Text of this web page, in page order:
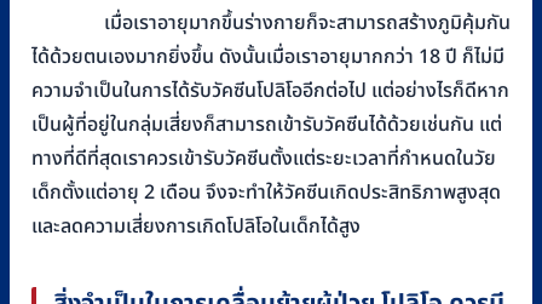
เมื่อเราอายุมากขึ้นร่างกายก็จะสามารถสร้างภูมิคุ้มกัน
ได้ด้วยตนเองมากยิ่งขึ้น ดังนั้นเมื่อเราอายุมากกว่า 18 ปี ก็ไม่มี
ความจำเป็นในการได้รับวัคซีนโปลิโออีกต่อไป แต่อย่างไรก็ดีหาก
เป็นผู้ที่อยู่ในกลุ่มเสี่ยงก็สามารถเข้ารับวัคซีนได้ด้วยเช่นกัน แต่
ทางที่ดีที่สุดเราควรเข้ารับวัคซีนตั้งแต่ระยะเวลาที่กำหนดในวัย
เด็กตั้งแต่อายุ 2 เดือน จึงจะทำให้วัคซีนเกิดประสิทธิภาพสูงสุด
และลดความเสี่ยงการเกิดโปลิโอในเด็กได้สูง